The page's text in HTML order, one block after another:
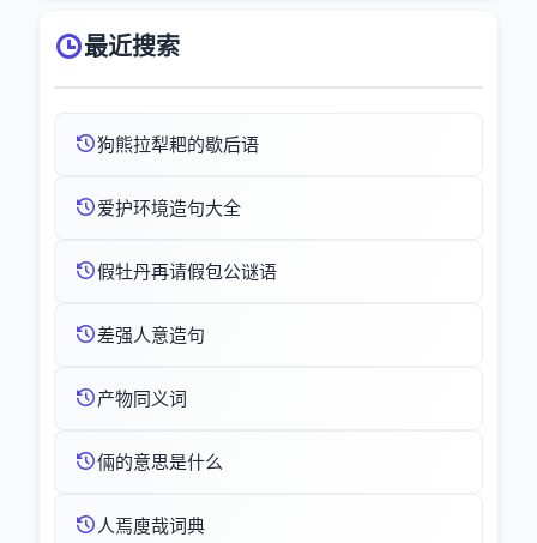
最近搜索
狗熊拉犁耙的歇后语
爱护环境造句大全
假牡丹再请假包公谜语
差强人意造句
产物同义词
倆的意思是什么
人焉廋哉词典